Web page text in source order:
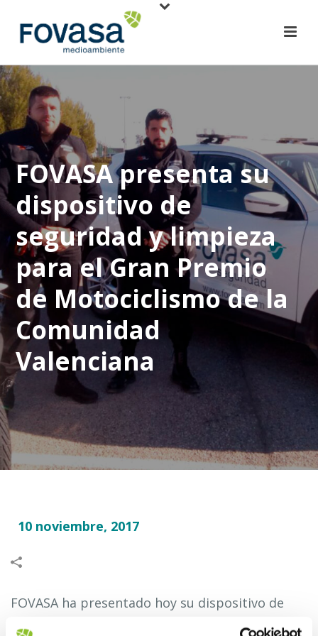
FOVASA presenta su
dispositivo de
seguridad y limpieza
para el Gran Premio
de Motociclismo de la
Comunidad
Valenciana
10 noviembre, 2017
FOVASA ha presentado hoy su dispositivo de
seguridad y limpieza de cara al Gran Premio de